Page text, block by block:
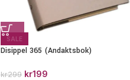
SALE
Disippel 365 (Andaktsbok)
kr299 kr199